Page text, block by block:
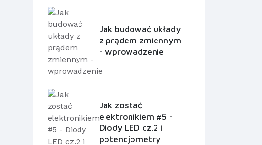
Jak budować układy
z prądem zmiennym
- wprowadzenie
Jak zostać
elektronikiem #5 -
Diody LED cz.2 i
potencjometry